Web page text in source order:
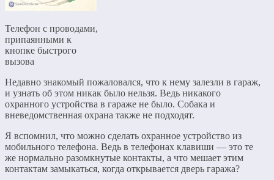
Телефон с проводами,
припаянными к
кнопке быстрого
вызова
Недавно знакомый пожаловался, что к нему залезли в гараж,
и узнать об этом никак было нельзя. Ведь никакого
охранного устройства в гараже не было. Собака и
вневедомственная охрана также не подходят.
Я вспомнил, что можно сделать охранное устройство из
мобильного телефона. Ведь в телефонах клавиши — это те
же нормально разомкнутые контакты, а что мешает этим
контактам замыкаться, когда открывается дверь гаража?